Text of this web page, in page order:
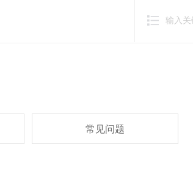
常见问题